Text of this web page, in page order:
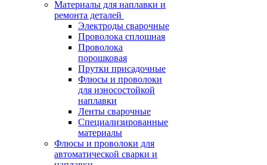
Материалы для наплавки и
ремонта деталей
Электроды сварочные
Проволока сплошная
Проволока
порошковая
Прутки присадочные
Флюсы и проволоки
для износостойкой
наплавки
Ленты сварочные
Специализированные
материалы
Флюсы и проволоки для
автоматической сварки и